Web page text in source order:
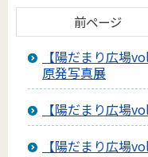
前ページ
【陽だまり広場
原発写真展
【陽だまり広場
【陽だまり広場